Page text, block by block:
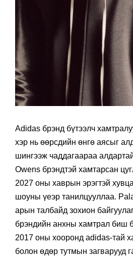
Adidas брэнд бүтээлч
хэр нь өөрсдийн өнгө аясыг
шингээж чаддагаараа
Owens брэндтэй хамтарсан
2027 оны хаврын эрэгтэй
шоуны үеэр танилцууллаа.
арын талбайд зохион
брэндийн анхны хамтрал биш
2017 оны хооронд adidas-тай
болон өдөр тутмын загварууд